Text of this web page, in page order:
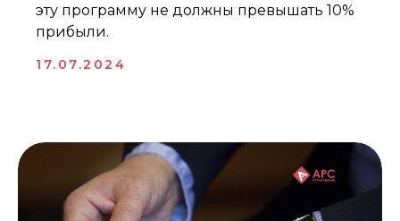
эту программу не должны превышать 10%
прибыли.
17.07.2024
ОГРНИП 314 774 636 704 691
105064, г. Москва, ул. Земляной Вал, д. 8
mail@ars-broker.ru
График работы
Соцсети